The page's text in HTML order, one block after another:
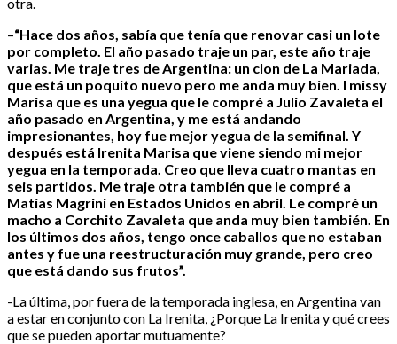
–“Hace dos años, sabía que tenía que renovar casi un lote
por completo. El año pasado traje un par, este año traje
varias. Me traje tres de Argentina: un clon de La Mariada,
que está un poquito nuevo pero me anda muy bien. I missy
Marisa que es una yegua que le compré a Julio Zavaleta el
año pasado en Argentina, y me está andando
impresionantes, hoy fue mejor yegua de la semifinal. Y
después está Irenita Marisa que viene siendo mi mejor
yegua en la temporada. Creo que lleva cuatro mantas en
seis partidos. Me traje otra también que le compré a
Matías Magrini en Estados Unidos en abril. Le compré un
macho a Corchito Zavaleta que anda muy bien también. En
los últimos dos años, tengo once caballos que no estaban
antes y fue una reestructuración muy grande, pero creo
que está dando sus frutos”.
-La última, por fuera de la temporada inglesa, en Argentina van
a estar en conjunto con La Irenita, ¿Porque La Irenita y qué crees
que se pueden aportar mutuamente?